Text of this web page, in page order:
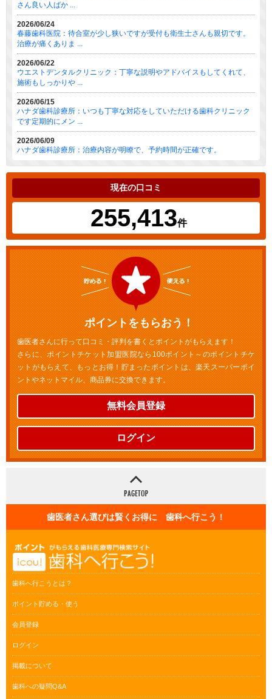
さん良い人ばか ...
2026/06/24
春藤歯科医院：待合室が少し狭いですが受付も衛生士さんも親切です。
治療が痛くありま ...
2026/06/22
ウエストデンタルクリニック：丁寧な説明やアドバイスもしてくれて、
施術もしっかりや ...
2026/06/15
ハナダ歯科診療所：いつも丁寧な対応をしていただける歯科クリニック
です定期的にメン ...
2026/06/09
ハナダ歯科診療所：治療内容が明瞭で、予約時間が正確です。
現在の口コミ
255,413件
ポイントをもらおう！
歯医者さんに行って口コミ・評判を書くとポイントがもらえます！
さらに、ポイントチケット加盟医院なら100ポイント～のポイントチケ
ットがもらえて、もっとお得！貯まったポイントは、楽天スーパーポイ
ントやネットマイル、商品券に交換できます。
無料会員登録
ログイン
歯医者さん選びは賢くお得に 歯科へ行こう！
歯科へ行こうとは？
ポイント貯める・使う
会員登録
ログイン
掲載について
歯科への疑問Q&A